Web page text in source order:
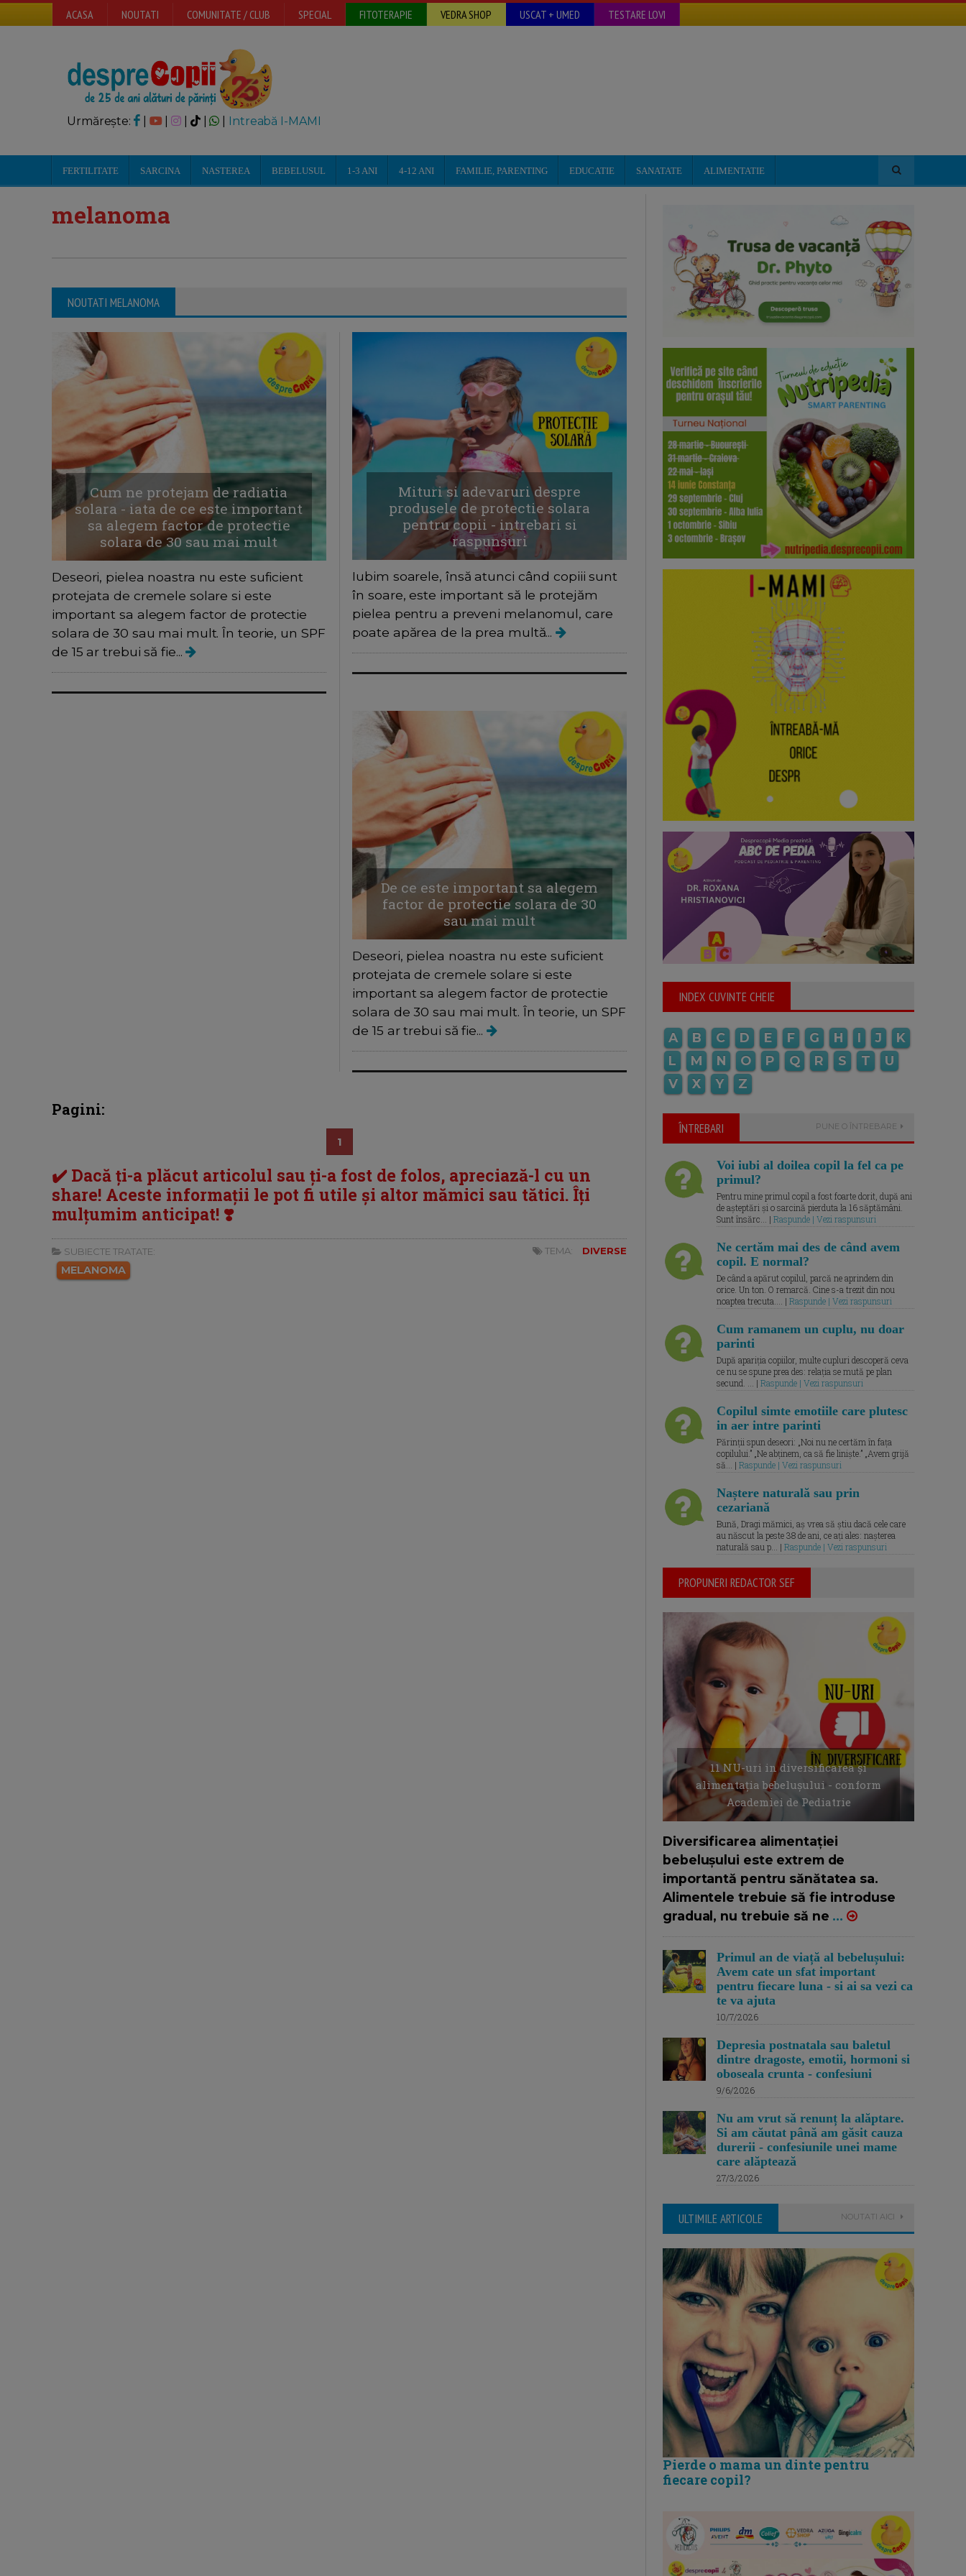
ACASA NOUTATI COMUNITATE / CLUB SPECIAL FITOTERAPIE VEDRA SHOP USCAT + UMED TESTARE LOVI
Urmărește: | | Intreabă I-MAMI
FERTILITATE SARCINA NASTEREA BEBELUSUL 1-3 ANI 4-12 ANI FAMILIE, PARENTING EDUCATIE SANATATE ALIMENTATIE
melanoma
NOUTATI MELANOMA
Cum ne protejam de radiatia
solara - iata de ce este important
sa alegem factor de protectie
solara de 30 sau mai mult
Deseori, pielea noastra nu este suficient
protejata de cremele solare si este
important sa alegem factor de protectie
solara de 30 sau mai mult. În teorie, un SPF
de 15 ar trebui să fie...
Mituri si adevaruri despre
produsele de protectie solara
pentru copii - intrebari si
raspunsuri
Iubim soarele, însă atunci când copiii sunt
în soare, este important să le protejăm
pielea pentru a preveni melanomul, care
poate apărea de la prea multă...
De ce este important sa alegem
factor de protectie solara de 30
sau mai mult
Deseori, pielea noastra nu este suficient
protejata de cremele solare si este
important sa alegem factor de protectie
solara de 30 sau mai mult. În teorie, un SPF
de 15 ar trebui să fie...
Pagini:
1
✔️ Dacă ți-a plăcut articolul sau ți-a fost de folos, apreciază-l cu un
share! Aceste informații le pot fi utile și altor mămici sau tătici. Îți
mulțumim anticipat! ❣️
SUBIECTE TRATATE:
MELANOMA
TEMA: DIVERSE
INDEX CUVINTE CHEIE
A B C D E F G H I J
K
L
M N O P Q R S T
U
V
X Y Z
ÎNTREBARI PUNE O ÎNTREBARE
Voi iubi al doilea copil la fel ca pe
primul?
Pentru mine primul copil a fost foarte dorit, după ani
de așteptări și o sarcină pierduta la 16 săptămâni.
Sunt însărc... | Raspunde | Vezi raspunsuri
Ne certăm mai des de când avem
copil. E normal?
De când a apărut copilul, parcă ne aprindem din
orice. Un ton. O remarcă. Cine s-a trezit din nou
noaptea trecuta.... | Raspunde | Vezi raspunsuri
Cum ramanem un cuplu, nu doar
parinti
După apariția copiilor, multe cupluri descoperă ceva
ce nu se spune prea des: relația se mută pe plan
secund. ... | Raspunde | Vezi raspunsuri
Copilul simte emotiile care plutesc
in aer intre parinti
Părinții spun deseori: „Noi nu ne certăm în fața
copilului.” „Ne abținem, ca să fie liniște.” „Avem grijă
să... | Raspunde | Vezi raspunsuri
Naștere naturală sau prin
cezariană
Bună, Dragi mămici, aș vrea să știu dacă cele care
au născut la peste 38 de ani, ce ați ales: nașterea
naturală sau p... | Raspunde | Vezi raspunsuri
PROPUNERI REDACTOR SEF
11 NU-uri in diversificarea și
alimentația bebelușului - conform
Academiei de Pediatrie
Diversificarea alimentației
bebelușului este extrem de
importantă pentru sănătatea sa.
Alimentele trebuie să fie introduse
gradual, nu trebuie să ne ...
Primul an de viață al bebelușului:
Avem cate un sfat important
pentru fiecare luna - si ai sa vezi ca
te va ajuta
10/7/2026
Depresia postnatala sau baletul
dintre dragoste, emotii, hormoni si
oboseala crunta - confesiuni
9/6/2026
Nu am vrut să renunț la alăptare.
Si am căutat până am găsit cauza
durerii - confesiunile unei mame
care alăptează
27/3/2026
ULTIMILE ARTICOLE NOUTATI AICI
Pierde o mama un dinte pentru
fiecare copil?